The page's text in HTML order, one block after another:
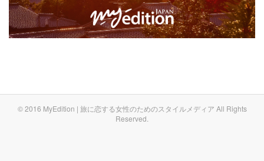
© 2016 MyEdition | 旅に恋する女性のためのスタイルメディア All Rights
Reserved.